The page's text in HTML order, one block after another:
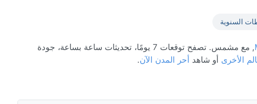
السنوية
, مع مشمس. تصفح توقعات 7 يومًا، تحديثات ساعة بساعة، جودة
الأخرى أو شاهد أحر المدن الآن.